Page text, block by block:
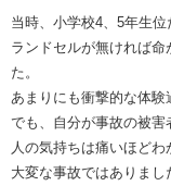
当時、小学校4、5年生位
ランドセルが無ければ
た。
あまりにも衝撃的な体験
でも、自分が事故の被
人の気持ちは痛いほどわ
大変な事故ではありま